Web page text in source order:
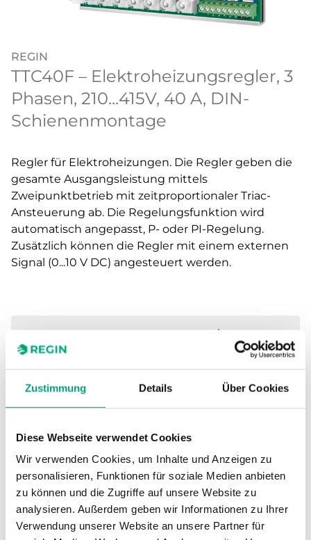
Zustimmung Details Über Cookies
Diese Webseite verwendet Cookies
Wir verwenden Cookies, um Inhalte und Anzeigen zu
personalisieren, Funktionen für soziale Medien anbieten
zu können und die Zugriffe auf unsere Website zu
analysieren. Außerdem geben wir Informationen zu Ihrer
Verwendung unserer Website an unsere Partner für
REGIN
TTC40F – Elektroheizungsregler, 3
Phasen, 210...415V, 40 A, DIN-
Schienenmontage
Regler für Elektroheizungen. Die Regler geben die
gesamte Ausgangsleistung mittels
Zweipunktbetrieb mit zeitproportionaler Triac-
Ansteuerung ab. Die Regelungsfunktion wird
automatisch angepasst, P- oder PI-Regelung.
Zusätzlich können die Regler mit einem externen
Signal (0...10 V DC) angesteuert werden.
SOFTWARE UND DOKUMENTATION
Artikel (1 st)